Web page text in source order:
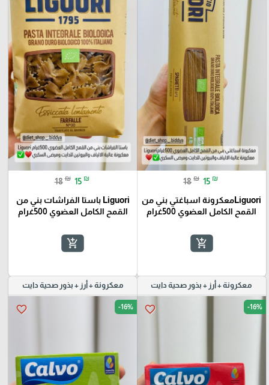
18 ₪ 15 ₪
Liguoriمعكرونة اسباغتي بني من
القمح الكامل العضوي 500غرام
add_shopping_cart
18 ₪ 15 ₪
Liguori باستا الفراشات بني من
القمح الكامل العضوي 500غرام
add_shopping_cart
معكرونة + أرز + بذور صحية دايت
favorite_border -16%
معكرونة + أرز + بذور صحية دايت
favorite_border -16%